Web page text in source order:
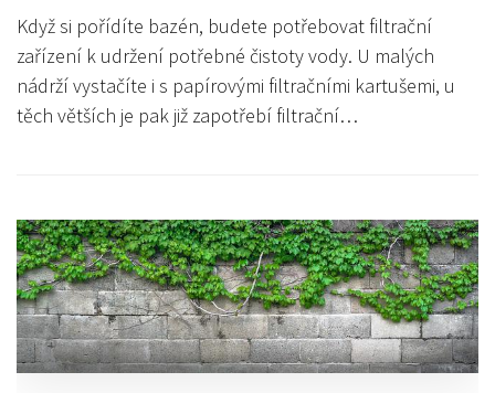
Když si pořídíte bazén, budete potřebovat filtrační
zařízení k udržení potřebné čistoty vody. U malých
nádrží vystačíte i s papírovými filtračními kartušemi, u
těch větších je pak již zapotřebí filtrační…